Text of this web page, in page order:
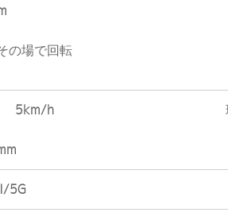
場で回転
5km/h
5G